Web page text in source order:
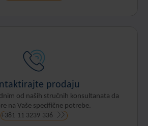
prodaju
od naših stručnih konsultanata da
na Vaše specifične potrebe.
+381 11 3239 336